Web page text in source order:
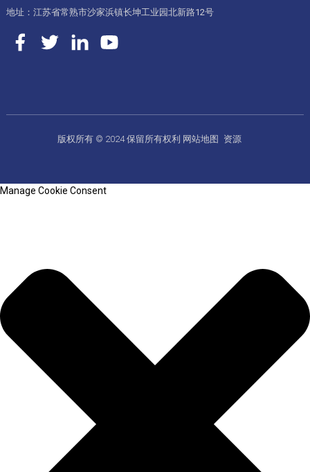
地址：江苏省常熟市沙家浜镇长坤工业园北新路12号
版权所有 © 2024 保留所有权利 网站地图 资源
Manage Cookie Consent